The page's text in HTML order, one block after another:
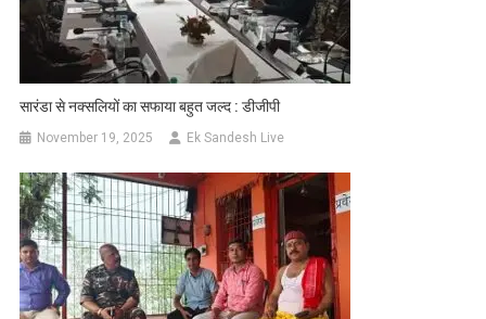
सारंडा से नक्सलियों का सफाया बहुत जल्द : डीजीपी
November 19, 2025 Ek Sandesh Live